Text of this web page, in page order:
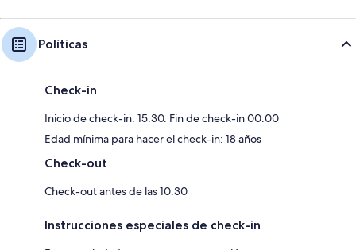
Políticas
Check-in
Inicio de check-in: 15:30. Fin de check-in 00:00
Edad mínima para hacer el check-in: 18 años
Check-out
Check-out antes de las 10:30
Instrucciones especiales de check-in